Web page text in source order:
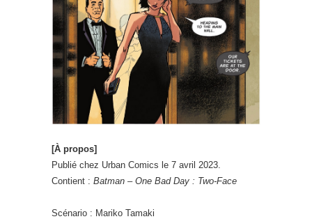
[À propos]
Publié chez Urban Comics le 7 avril 2023.
Contient : Batman – One Bad Day : Two-Face
Scénario : Mariko Tamaki